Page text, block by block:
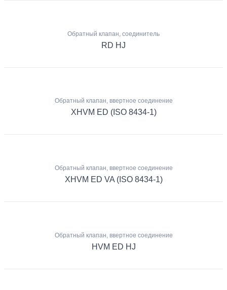
Обратный клапан, соединитель
RD HJ
Обратный клапан, ввертное соединение
XHVM ED (ISO 8434-1)
Обратный клапан, ввертное соединение
XHVM ED VA (ISO 8434-1)
Обратный клапан, ввертное соединение
HVM ED HJ